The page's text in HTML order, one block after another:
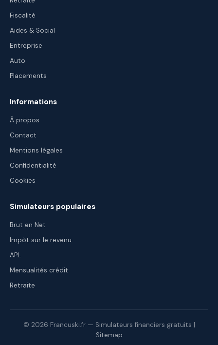
Fiscalité
Aides & Social
Entreprise
Auto
Placements
Informations
À propos
Contact
Mentions légales
Confidentialité
Cookies
Simulateurs populaires
Brut en Net
Impôt sur le revenu
APL
Mensualités crédit
Retraite
© 2026 Francuski.fr — Simulateurs financiers gratuits |
Sitemap